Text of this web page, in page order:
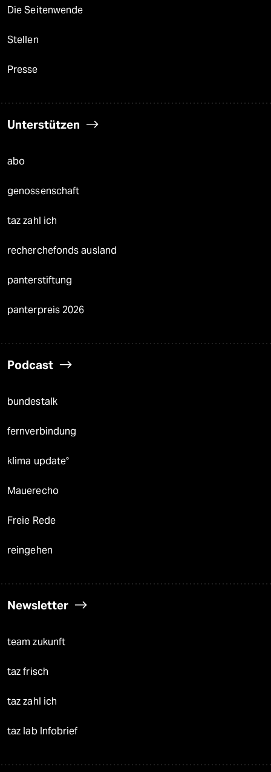
Die Seitenwende
Stellen
Presse
Unterstützen
abo
genossenschaft
taz zahl ich
recherchefonds ausland
panterstiftung
panterpreis 2026
Podcast
bundestalk
fernverbindung
klima update°
Mauerecho
Freie Rede
reingehen
Newsletter
team zukunft
taz frisch
taz zahl ich
taz lab Infobrief